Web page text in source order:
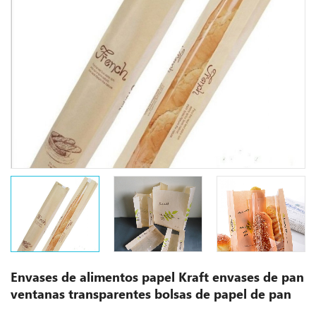
Envases de alimentos papel Kraft envases de pan
ventanas transparentes bolsas de papel de pan